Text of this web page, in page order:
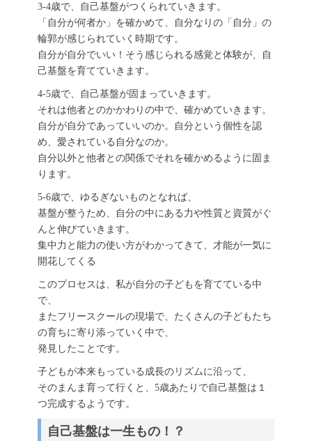
3-4歳で、自己基盤がつくられていきます。
「自分が何者か」を確かめて、自分なりの「自分」の
輪郭が感じられていく時期です。
自分が自分でいい！そう感じられる感覚と体験が、自
己基盤を育てていきます。
4-5歳で、自己基盤が固まっていきます。
それは他者とのかかわりの中で、確かめていきます。
自分が自分であっていいのか。自分という個性を認
め、愛されている自分なのか。
自分以外と他者との関係でそれを確かめるように固ま
ります。
5-6歳で、ゆるぎないものとなれば、
基盤が整うため、自分の中にある力や性質と資質がぐ
んと伸びていきます。
集中力と能力の使い方がわかってきて、才能が一気に
開花してくる
このプロセスは、私が自分の子どもを育てている中
で、
またフリースクールの現場で、たくさんの子どもたち
の育ちに寄り添っていく中で、
発見したことです。
子どもが本来もっている成長のリズムに沿って、
そのまんま育って行くと、5歳あたりで自己基盤は１
つ完成するようです。
自己基盤は一生もの！？